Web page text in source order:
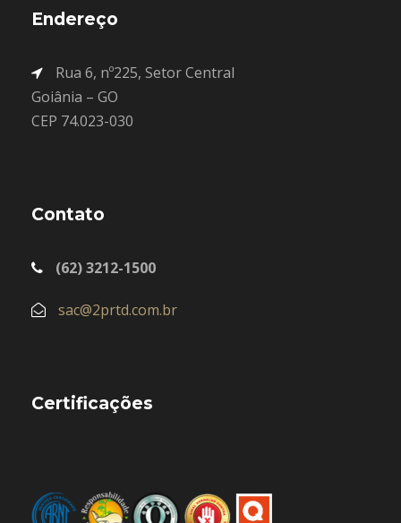
Endereço
Rua 6, nº225, Setor Central
Goiânia – GO
CEP 74.023-030
Contato
(62) 3212-1500
sac@2prtd.com.br
Certificações